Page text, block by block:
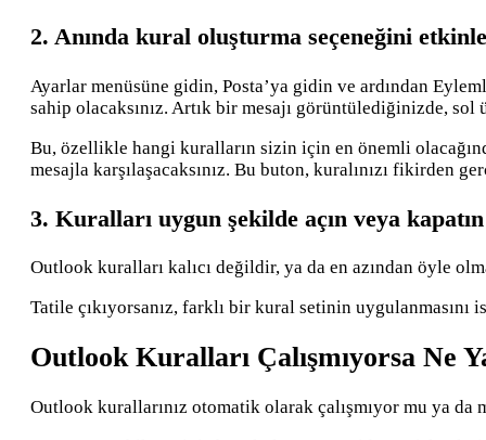
2. Anında kural oluşturma seçeneğini
Ayarlar menüsüne gidin, Posta’ya gidin ve ardından
sahip olacaksınız. Artık bir mesajı görüntülediğinizde,
Bu, özellikle hangi kuralların sizin için en önemli
mesajla karşılaşacaksınız. Bu buton, kuralınızı fikirden
3. Kuralları uygun şekilde açın veya kapatın
Outlook kuralları kalıcı değildir, ya da en azından öyle
Tatile çıkıyorsanız, farklı bir kural setinin
Outlook Kuralları Çalışmıyorsa Ne
Outlook kurallarınız otomatik olarak çalışmıyor mu ya